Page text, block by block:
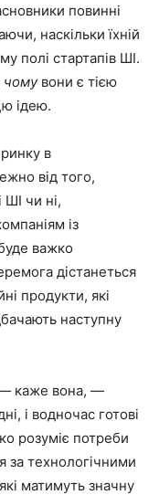
повинні
наскільки їхній
полі стартапів ШІ.
чомувони є тією
ідею.
в
від того,
чи ні,
із
важко
дістанеться
продукти, які
наступну
— каже вона, —
і водночас готові
розуміє потреби
за технологічними
матимуть значну